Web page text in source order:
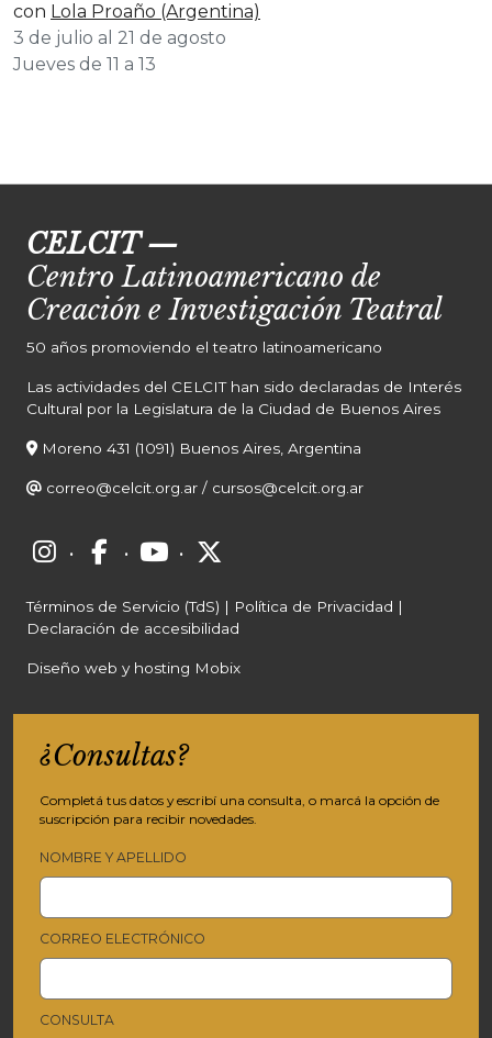
con Lola Proaño (Argentina)
3 de julio al 21 de agosto
Jueves de 11 a 13
CELCIT—
Centro Latinoamericano de
Creación e Investigación Teatral
50 años promoviendo el teatro latinoamericano
Las actividades del CELCIT han sido declaradas de Interés
Cultural por la Legislatura de la Ciudad de Buenos Aires
Moreno 431 (1091) Buenos Aires, Argentina
correo@celcit.org.ar / cursos@celcit.org.ar
· · ·
Términos de Servicio (TdS) | Política de Privacidad |
Declaración de accesibilidad
Diseño web y hosting Mobix
¿Consultas?
Completá tus datos y escribí una consulta, o marcá la opción de
suscripción para recibir novedades.
NOMBRE Y APELLIDO
CORREO ELECTRÓNICO
CONSULTA